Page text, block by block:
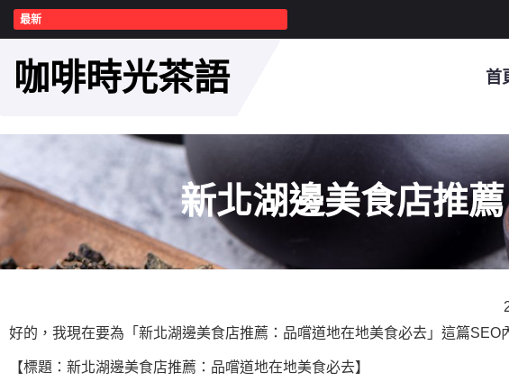
最新
咖啡時光茶語 首
新北湖邊美食店推
好的，我現在要為「新北湖邊美食店推薦：品嚐道地在地美食必去」這篇SEO
【標題：新北湖邊美食店推薦：品嚐道地在地美食必去】